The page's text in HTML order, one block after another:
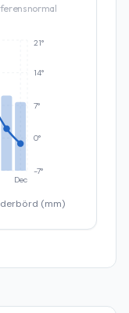
Dec
-7°
0°
7°
14°
21°
(mm)